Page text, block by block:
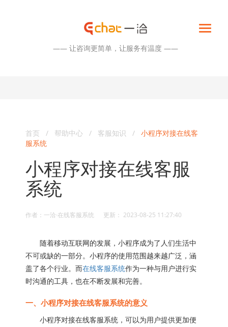
—— 让咨询更简单，让服务有温度 ——
首页 / 帮助中心 / 客服知识 / 小程序对接在线客
服系统
小程序对接在线客服
系统
作者：一洽·在线客服系统 更新： 2023-08-25 11:27:40
随着移动互联网的发展，小程序成为了人们生活中
不可或缺的一部分。小程序的使用范围越来越广泛，涵
盖了各个行业。而在线客服系统作为一种与用户进行实
时沟通的工具，也在不断发展和完善。
一、小程序对接在线客服系统的意义
小程序对接在线客服系统，可以为用户提供更加便